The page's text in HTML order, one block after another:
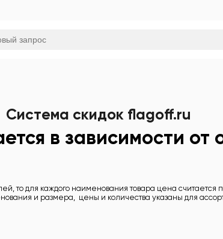
Система скидок flagoff.ru
в зависимости
то для каждого наименования товара цена считается
и размера, цены и количества указаны для